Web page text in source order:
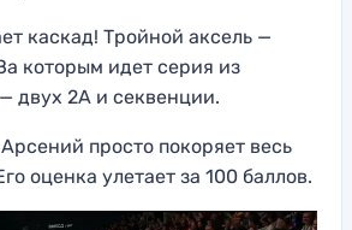
каскад! Тройной аксель —
которым идет серия из
двух 2А и секвенции.
просто покоряет весь
оценка улетает за 100 баллов.